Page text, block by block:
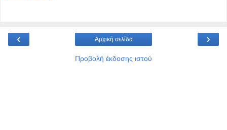
‹ ›
Αρχική σελίδα
Προβολή έκδοσης ιστού